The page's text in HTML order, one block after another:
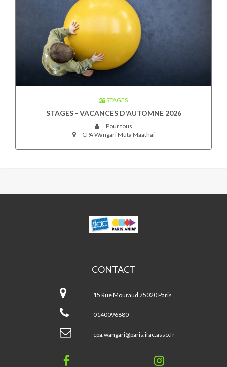
STAGES
STAGES - VACANCES D'AUTOMNE 2026
Pour tous
CPA Wangari Muta Maathai
WANGARI
MUTA
CONTACT
Muta
MAATHAI
15 Rue Mouraud 75020 Paris
0140096880
cpa.wangari@paris.ifac.asso.fr